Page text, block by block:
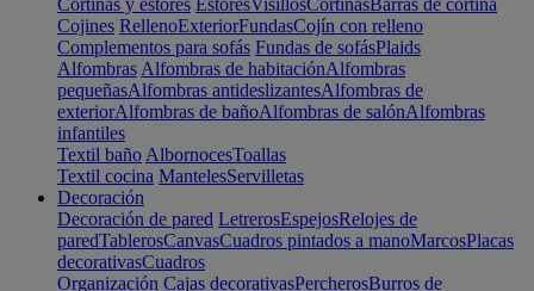
Cortinas y estores EstoresVisillosCortinasBarras de cortina
Cojines RellenoExteriorFundasCojín con relleno
Complementos para sofás Fundas de sofásPlaids
Alfombras Alfombras de habitaciónAlfombras
pequeñasAlfombras antideslizantesAlfombras de
exteriorAlfombras de bañoAlfombras de salónAlfombras
infantiles
Textil baño AlbornocesToallas
Textil cocina MantelesServilletas
Decoración
Decoración de pared LetrerosEspejosRelojes de
paredTablerosCanvasCuadros pintados a manoMarcosPlacas
decorativasCuadros
Organización Cajas decorativasPercherosBurros de